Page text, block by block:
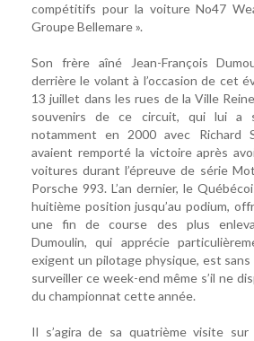
compétitifs pour la voiture No47
Groupe Bellemare ».
Son frère aîné Jean-François
derrière le volant à l’occasion de cet
13 juillet dans les rues de la Ville
souvenirs de ce circuit, qui lui a
notamment en 2000 avec Richard
avaient remporté la victoire après
voitures durant l’épreuve de série
Porsche 993. L’an dernier, le
huitième position jusqu’au podium,
une fin de course des plus
Dumoulin, qui apprécie
exigent un pilotage physique, est
surveiller ce week-end même s’il ne
du championnat cette année.
Il s’agira de sa quatrième visite